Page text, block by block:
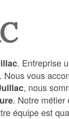
. Entreprise
vous
, nous
. Notre métier
équipe est